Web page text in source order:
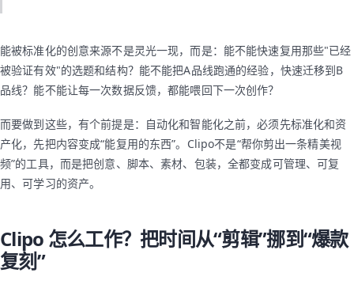
能被标准化的创意来源不是灵光一现，而是：能不能快速复用那些"已经
被验证有效"的选题和结构？能不能把A品线跑通的经验，快速迁移到B
品线？能不能让每一次数据反馈，都能喂回下一次创作？
而要做到这些，有个前提是：自动化和智能化之前，必须先标准化和资
产化，先把内容变成“能复用的东西”。Clipo不是“帮你剪出一条精美视
频”的工具，而是把创意、脚本、素材、包装，全都变成可管理、可复
用、可学习的资产。
Clipo 怎么工作？把时间从“剪辑”挪到“爆款
复刻”